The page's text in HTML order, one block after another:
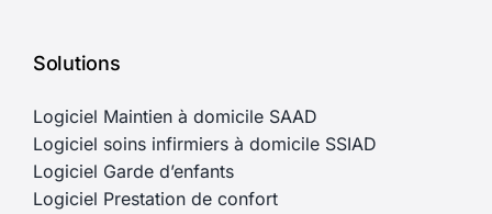
Solutions
Logiciel Maintien à domicile SAAD
Logiciel soins infirmiers à domicile SSIAD
Logiciel Garde d’enfants
Logiciel Prestation de confort